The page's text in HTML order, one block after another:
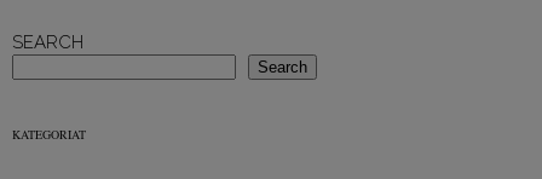
SEARCH
Search
KATEGORIAT